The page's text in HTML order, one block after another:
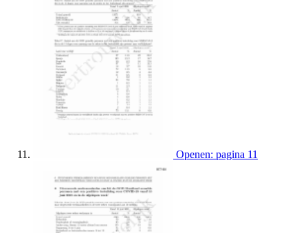
Openen: pagina 11